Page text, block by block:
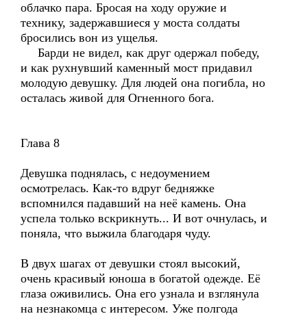
облачко пара. Бросая на ходу оружие и
технику, задержавшиеся у моста солдаты
бросились вон из ущелья.
Барди не видел, как друг одержал победу,
и как рухнувший каменный мост придавил
молодую девушку. Для людей она погибла, но
осталась живой для Огненного бога.
Глава 8
Девушка поднялась, с недоумением
осмотрелась. Как-то вдруг бедняжке
вспомнился падавший на неё камень. Она
успела только вскрикнуть... И вот очнулась, и
поняла, что выжила благодаря чуду.
В двух шагах от девушки стоял высокий,
очень красивый юноша в богатой одежде. Её
глаза оживились. Она его узнала и взглянула
на незнакомца с интересом. Уже полгода